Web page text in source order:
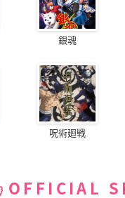
銀魂
呪術廻戦
OFFICIAL